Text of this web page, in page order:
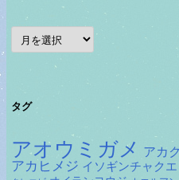
ア
ー
カ
タグ
アオウミガメ アカ
アカヒメジ イソギンチャク